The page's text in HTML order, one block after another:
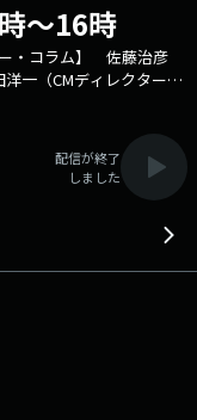
～16時
ー・コラム】 佐藤治彦
一（CMディレクター・
」
up X（旧Twitter）ハ
Twitter）ページは
～17:00 火～金
お送りするニュース情報
創型ラジオです。 文
」 文化放送公式X（旧
化放送公式LINEは
配信が終了
しました